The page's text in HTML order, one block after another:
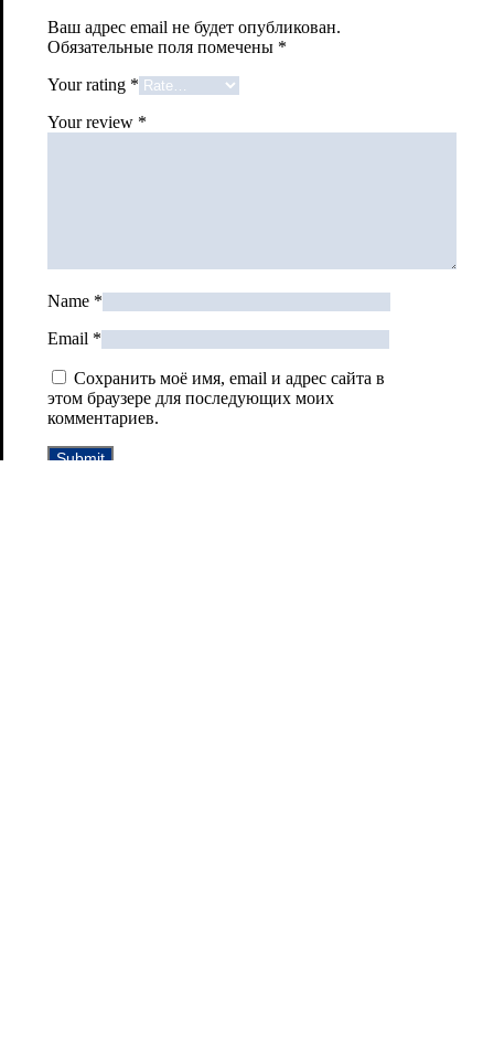
Ваш адрес email не будет опубликован.
Обязательные поля помечены *
Your rating *
Your review *
Name *
Email *
Сохранить моё имя, email и адрес сайта в
этом браузере для последующих моих
комментариев.